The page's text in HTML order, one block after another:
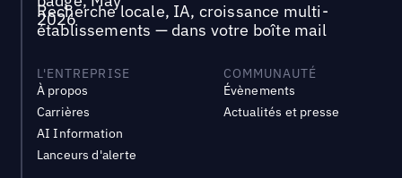
Recherche locale, IA, croissance multi-
établissements — dans votre boîte mail
L'ENTREPRISE
À propos
Carrières
AI Information
Lanceurs d'alerte
COMMUNAUTÉ
Évènements
Actualités et presse